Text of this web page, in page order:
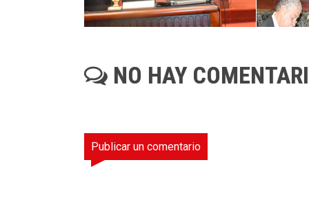
NO HAY
Publicar un comentario